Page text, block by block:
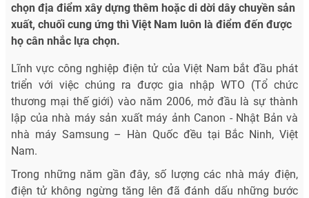
chọn địa điểm xây dựng thêm hoặc di dời dây chuyền sản
xuất, chuối cung ứng thì Việt Nam luôn là điểm đến được
họ cân nhắc lựa chọn.
Lĩnh vực công nghiệp điện tử của Việt Nam bắt đầu phát
triển với việc chúng ra được gia nhập WTO (Tổ chức
thương mại thế giới) vào năm 2006, mở đầu là sự thành
lập của nhà máy sản xuất máy ảnh Canon - Nhật Bản và
nhà máy Samsung – Hàn Quốc đều tại Bắc Ninh, Việt
Nam.
Trong những năm gần đây, số lượng các nhà máy điện,
điện tử không ngừng tăng lên đã đánh dấu những bước